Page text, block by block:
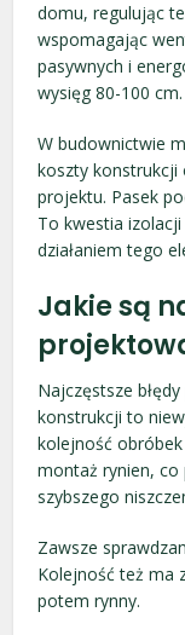
domu, regulując
wspomagając
pasywnych i
wysięg 80-100 cm.
W budownictwie
koszty konstrukcji
projektu. Pasek
To kwestia
działaniem tego
Jakie są
Najczęstsze
konstrukcji to
kolejność
montaż rynien,
szybszego
Zawsze
Kolejność też ma
potem rynny.